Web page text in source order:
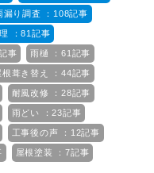
漏り調査 ：108記事
：81記事
事 雨樋 ：61記事
根葺き替え ：44記事
耐風改修 ：28記事
雨どい ：23記事
工事後の声 ：12記事
屋根塗装 ：7記事